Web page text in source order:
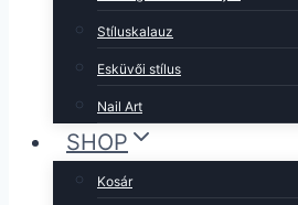
Stíluskalauz
Esküvői stílus
Nail Art
SHOP
Kosár